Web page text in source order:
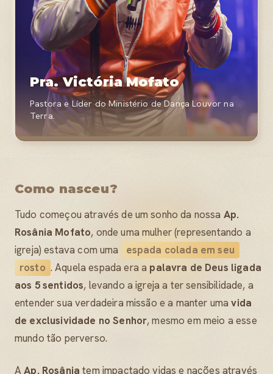
Pra. Victória Mofato
Pastora e Líder do Ministério de Dança Louvor na
Terra.
Como nasceu?
Tudo começou através de um sonho da nossa Ap.
Rosânia Mofato, onde uma mulher (representando a
igreja) estava com uma
espada colada em seu
rosto . Aquela espada era a palavra de Deus ligada
aos 5 sentidos, levando a igreja a ter sensibilidade, a
entender sua verdadeira missão e a manter umavida
de exclusividade no Senhor, mesmo em meio a esse
mundo tão perverso.
AAp. Rosânia tem impactado vidas e nações através